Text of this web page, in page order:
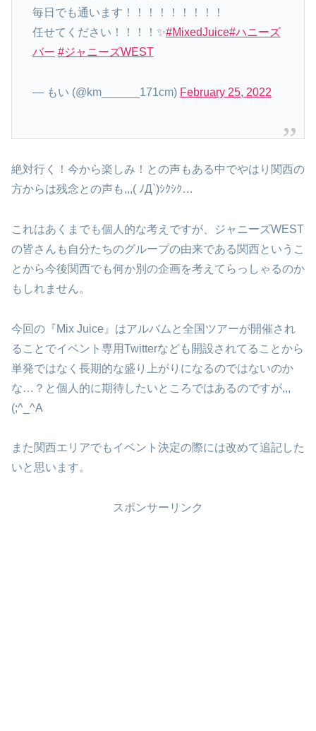
毎日でも通います！！！！！！！！！
任せてください！！！！✨#MixedJuice#ハニーズ
バー #ジャニーズWEST
— もい (@km______171cm) February 25, 2022
絶対行く！今から楽しみ！との声もある中でやはり関西の
方からは残念との声も,,,( ﾉД`)ｼｸｼｸ…
これはあくまでも個人的な考えですが、ジャニーズWEST
の皆さんも自分たちのグループの由来である関西というこ
とから今後関西でも何か別の企画を考えてらっしゃるのか
もしれません。
今回の『Mix Juice』はアルバムと全国ツアーが開催され
ることでイベント専用Twitterなども開設されてることから
単発ではなく長期的な盛り上がりになるのではないのか
な…？と個人的に期待したいところではあるのですが,,,
(;^_^A
また関西エリアでもイベント決定の際には改めて追記した
いと思います。
スポンサーリンク